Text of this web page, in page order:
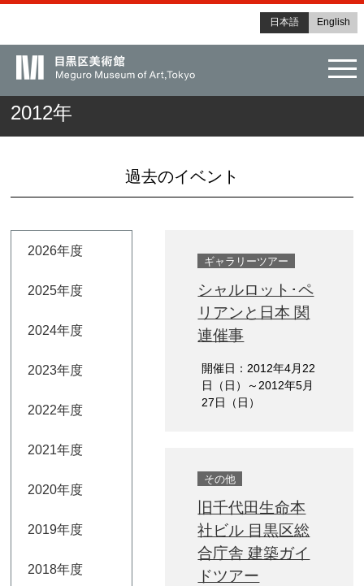
日本語 English
2012年
過去のイベント
2026年度
2025年度
2024年度
2023年度
2022年度
2021年度
2020年度
2019年度
2018年度
ギャラリーツアー
シャルロット･ペ
リアンと日本 関
連催事
開催日：2012年4月22
日（日）～2012年5月
27日（日）
その他
旧千代田生命本
社ビル 目黒区総
合庁舎 建築ガイ
ドツアー